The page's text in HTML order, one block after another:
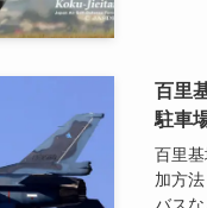
百里
駐車
百里
加方